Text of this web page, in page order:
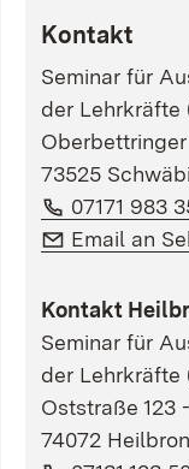
Kontakt
Seminar für
der Lehrkräfte
73525
Telefon:
07171 983
E-Mail:
Email an
Kontakt
Seminar für
der Lehrkräfte
Oststraße 123
74072